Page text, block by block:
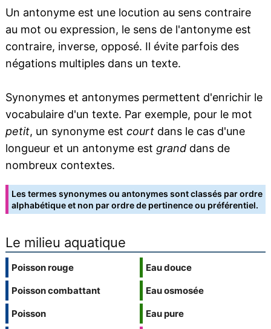
Un antonyme est une locution au sens contraire
au mot ou expression, le sens de l'antonyme est
contraire, inverse, opposé. Il évite parfois des
négations multiples dans un texte.
Synonymes et antonymes permettent d'enrichir le
vocabulaire d'un texte. Par exemple, pour le mot
petit, un synonyme est courtdans le cas d'une
longueur et un antonyme est granddans de
nombreux contextes.
Les termes synonymes ou antonymes sont classés par ordre
alphabétique et non par ordre de pertinence ou préférentiel.
Le milieu aquatique
Poisson rouge
Poisson combattant
Poisson
Eau douce
Eau osmosée
Eau pure